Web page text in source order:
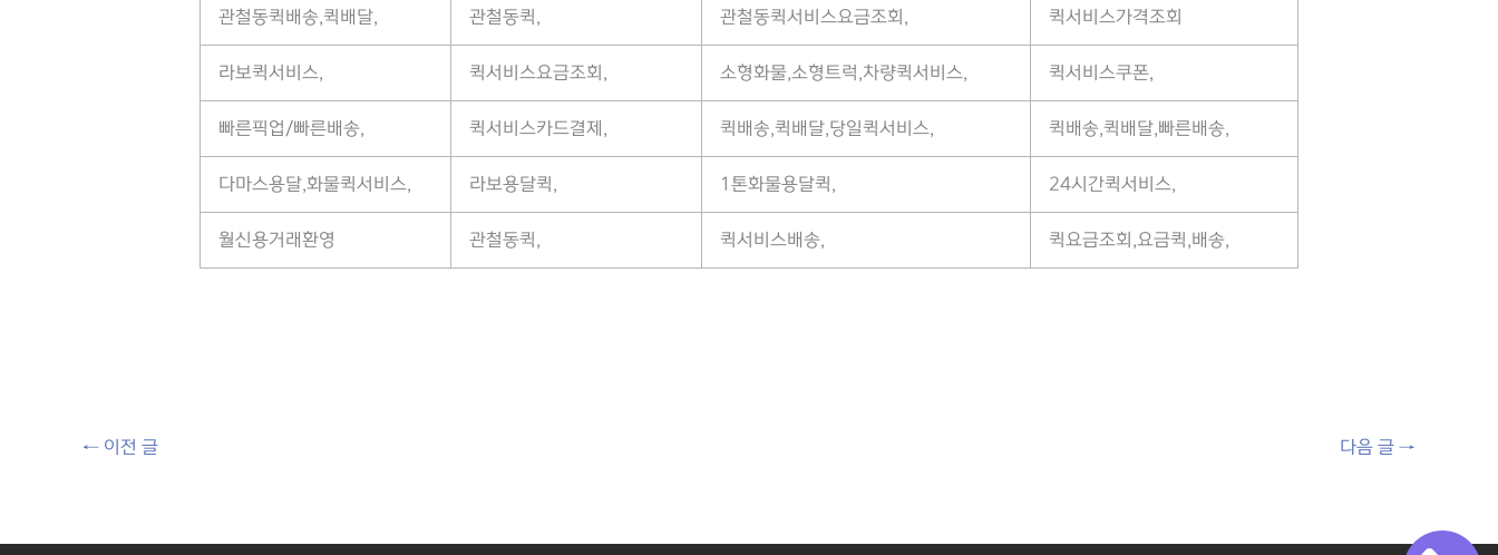
관철동퀵배송,퀵배달, 관철동퀵, 관철동퀵서비스요금조회, 퀵서비스가격조회
라보퀵서비스, 퀵서비스요금조회, 소형화물,소형트럭,차량퀵서비스, 퀵서비스쿠폰,
빠른픽업/빠른배송, 퀵서비스카드결제, 퀵배송,퀵배달,당일퀵서비스, 퀵배송,퀵배달,빠른배송,
다마스용달,화물퀵서비스, 라보용달퀵, 1톤화물용달퀵, 24시간퀵서비스,
월신용거래환영 관철동퀵, 퀵서비스배송, 퀵요금조회,요금퀵,배송,
← 이전 글 다음 글 →